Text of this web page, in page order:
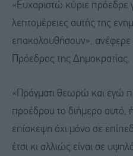
«Ευχαριστώ κύριε πρόεδρε
λεπτομέρειες αυτής της
επακολουθήσουν», ανέφερε
Πρόεδρος της Δημοκρατίας.
«Πράγματι θεωρώ και εγώ
προέδρου το διήμερο αυτό,
επίσκεψη όχι μόνο σε
έτσι κι αλλιώς είναι σε